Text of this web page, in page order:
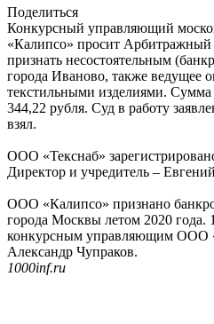
Поделиться
Конкурсный управляющий
«Калипсо» просит Арбитражный
признать несостоятельным
города Иваново, также ведущее
текстильными изделиями.
344,22 рубля. Суд в работу
взял.
ООО «Текснаб»
Директор и учредитель –
ООО «Калипсо» признано
города Москвы летом 2020 года.
конкурсным управляющим ООО
Александр Чупраков.
1000inf.ru